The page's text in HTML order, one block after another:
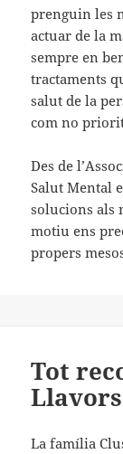
prenguin les
actuar de la
sempre en
tractaments
salut de la
com no
Des de
Salut Mental
solucions als
motiu ens
propers
Tot
Llavors
La família